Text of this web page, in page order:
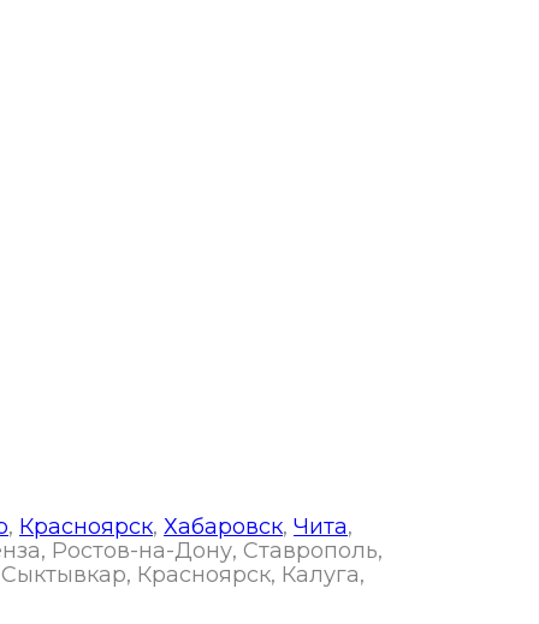
, Красноярск, Хабаровск, Чита,
Ростов-на-Дону, Ставрополь,
Красноярск, Калуга,